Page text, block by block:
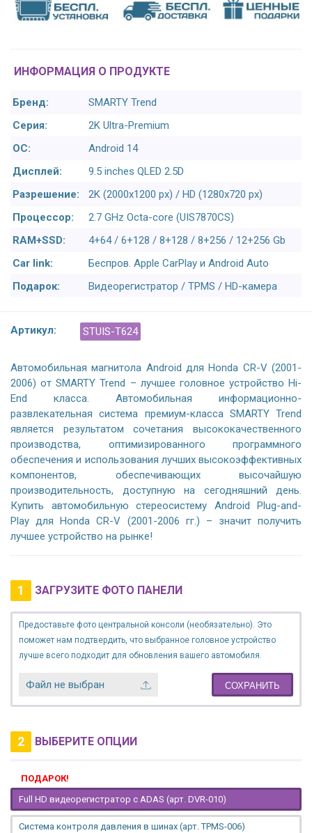
ИНФОРМАЦИЯ О ПРОДУКТЕ
Бренд:
SMARTY Trend
Серия:
2K Ultra-Premium
ОС:
Android 14
Дисплей:
9.5 inches QLED 2.5D
Разрешение:
2K (2000x1200 px) / HD (1280x720 px)
Процессор:
2.7 GHz Octa-core (UIS7870CS)
RAM+SSD:
4+64 / 6+128 / 8+128 / 8+256 / 12+256 Gb
Car link:
Беспров. Apple CarPlay и Android Auto
Подарок:
Видеорегистратор / TPMS / HD-камера
Артикул: STUIS-T624
Автомобильная магнитола Android для Honda CR-V (2001-
2006) от SMARTY Trend – лучшее головное устройство Hi-
End класса. Автомобильная информационно-
развлекательная система премиум-класса SMARTY Trend
является результатом сочетания высококачественного
производства, оптимизированного программного
обеспечения и использования лучших высокоэффективных
компонентов, обеспечивающих высочайшую
производительность, доступную на сегодняшний день.
Купить автомобильную стереосистему Android Plug-and-
Play для Honda CR-V (2001-2006 гг.) – значит получить
лучшее устройство на рынке!
1 ЗАГРУЗИТЕ ФОТО ПАНЕЛИ
Предоставьте фото центральной консоли (необязательно). Это
поможет нам подтвердить, что выбранное головное устройство
лучше всего подходит для обновления вашего автомобиля.
Файл не выбран СОХРАНИТЬ
2 ВЫБЕРИТЕ ОПЦИИ
ПОДАРОК!
Full HD видеорегистратор с ADAS (арт. DVR-010)
Система контроля давления в шинах (арт. TPMS-006)